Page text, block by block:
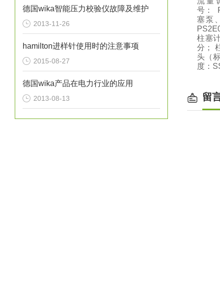
德国wika智能压力校验仪故障及维护
2013-11-26
hamilton进样针使用时的注意事项
2015-08-27
德国wika产品在电力行业的应用
2013-08-13
号：
塞泵
柱塞
分；
头（
度：
留